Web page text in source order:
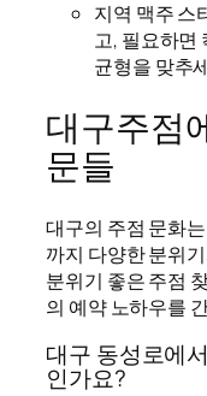
지역 맥주 스
고, 필요하면
균형을 맞추
대구주점
문들
대구의 주점 문화
까지 다양한 분위
분위기 좋은 주점
의 예약 노하우를
대구 동성로에
인가요?